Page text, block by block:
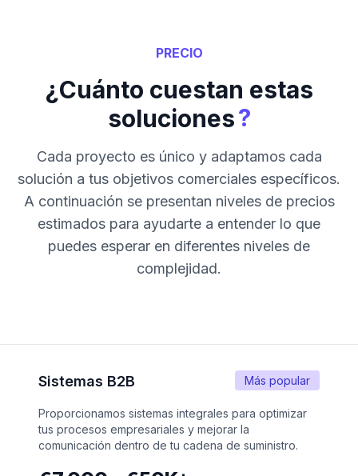
PRECIO
¿Cuánto cuestan estas
soluciones?
Cada proyecto es único y adaptamos cada
solución a tus objetivos comerciales específicos.
A continuación se presentan niveles de precios
estimados para ayudarte a entender lo que
puedes esperar en diferentes niveles de
complejidad.
Más popular
Sistemas B2B
Proporcionamos sistemas integrales para optimizar
tus procesos empresariales y mejorar la
comunicación dentro de tu cadena de suministro.